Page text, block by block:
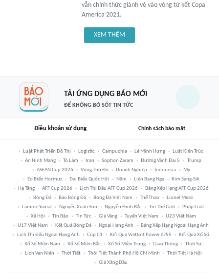
vẫn chính thức giành vé vào vòng tứ kết Copa
America 2021.
XEM THÊM
TẢI ỨNG DỤNG BÁO MỚI
ĐỂ KHÔNG BỎ SÓT TIN TỨC
Điều khoản sử dụng Chính sách bảo mật
Luật Phát Triển Đô Thị Logistic Campuchia Lê Minh Hưng
Luật Kiến Trúc
An Ninh Mạng
Tô Lâm Iran Sophon Zaram Đường Vành Đai 5
Trump
ASEAN Cup 2026
Vùng Thủ Đô Doanh Nghiệp Indonesia
Mỹ
Eo Biển Hormuz
Đại Biểu Quốc Hội Năm Liên Bang Nga
Kim Sang-Sik
Hạ Tầng
AFF Cup 2026 Lịch Thi Đấu AFF Cup 2026
Bảng Xếp Hạng AFF Cup 2026
Bóng Đá
Báo Bóng Đá Bóng Đá Việt Nam Thể Thao
Lionel Messi
Lamine Yamal
Nguyễn Xuân Son Nguyễn Đình Bắc Tin Thế Giới
Pháp Luật
Xã Hội
Tin Bão Tin Tức Giá Vàng Tuyển Việt Nam
U23 Việt Nam
U17 Việt Nam
Kết Quả Bóng Đá Ngoại Hạng Anh
Bảng Xếp Hạng Ngoại Hạng Anh
Lịch Thi Đấu Ngoại Hạng Anh
Cúp C1 Kết Quả Vietlott Power 6/55
Kết Quả Xổ Số
Xổ Số Miền Nam
Xổ Số Miền Bắc Xổ Số Miền Trung Giao Thông
Thời Sự
Lịch Vạn Niên
Thời Tiết Thời Tiết Thành Phố Hồ Chí Minh
Thời Tiết Hà Nội
Giá Xăng Dầu